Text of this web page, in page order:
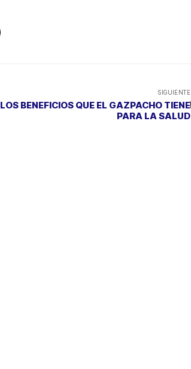
SIGUIENTE
LOS BENEFICIOS QUE EL GAZPACHO TIENE
PARA LA SALUD